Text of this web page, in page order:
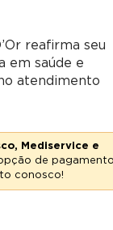
reafirma seu
em saúde e
atendimento
Mediservice e
de
conosco!